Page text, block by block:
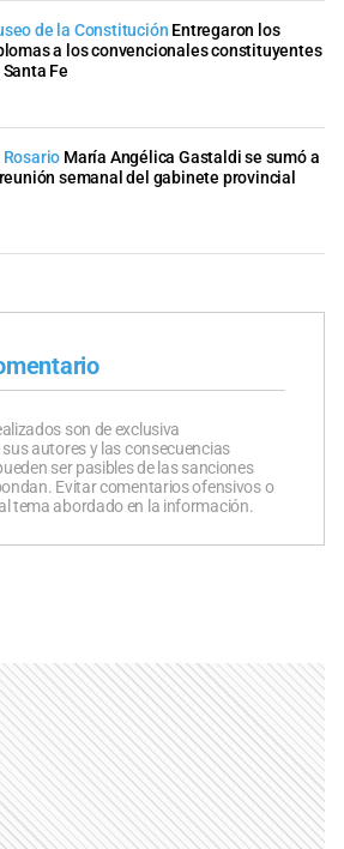
de la Constitución Entregaron los
a los convencionales constituyentes
Fe
Rosario María Angélica Gastaldi se sumó a
semanal del gabinete provincial
son de exclusiva
autores y las consecuencias
ser pasibles de las sanciones
Evitar comentarios ofensivos o
tema abordado en la información.